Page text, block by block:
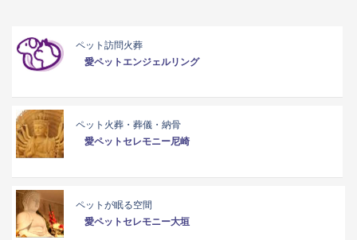
ペット訪問火葬
愛ペットエンジェルリング
ペット火葬・葬儀・納骨
愛ペットセレモニー尼崎
ペットが眠る空間
愛ペットセレモニー大垣